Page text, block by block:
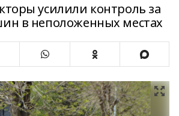
усилили контроль за
в неположенных местах